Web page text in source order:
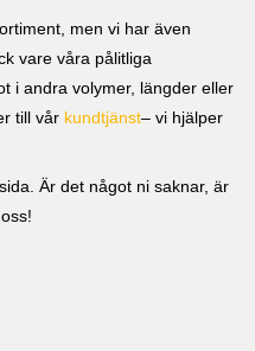
men vi har även
vare våra pålitliga
i andra volymer, längder eller
till vår kundtjänst– vi hjälper
Är det något ni saknar, är